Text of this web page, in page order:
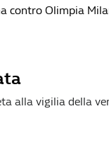
contro Olimpia
alla vigilia della